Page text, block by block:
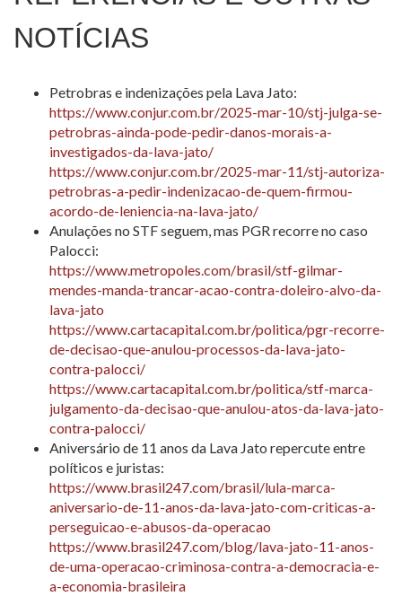
NOTÍCIAS
Petrobras e indenizações pela Lava Jato:
https://www.conjur.com.br/2025-mar-10/stj-julga-se-
petrobras-ainda-pode-pedir-danos-morais-a-
investigados-da-lava-jato/
https://www.conjur.com.br/2025-mar-11/stj-autoriza-
petrobras-a-pedir-indenizacao-de-quem-firmou-
acordo-de-leniencia-na-lava-jato/
Anulações no STF seguem, mas PGR recorre no caso
Palocci:
https://www.metropoles.com/brasil/stf-gilmar-
mendes-manda-trancar-acao-contra-doleiro-alvo-da-
lava-jato
https://www.cartacapital.com.br/politica/pgr-recorre-
de-decisao-que-anulou-processos-da-lava-jato-
contra-palocci/
https://www.cartacapital.com.br/politica/stf-marca-
julgamento-da-decisao-que-anulou-atos-da-lava-jato-
contra-palocci/
Aniversário de 11 anos da Lava Jato repercute entre
políticos e juristas:
https://www.brasil247.com/brasil/lula-marca-
aniversario-de-11-anos-da-lava-jato-com-criticas-a-
perseguicao-e-abusos-da-operacao
https://www.brasil247.com/blog/lava-jato-11-anos-
de-uma-operacao-criminosa-contra-a-democracia-e-
a-economia-brasileira